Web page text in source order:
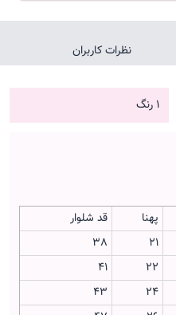
نظرات کاربران
1 رنگ
پهنا
قد شلوار
21
38
22
41
24
43